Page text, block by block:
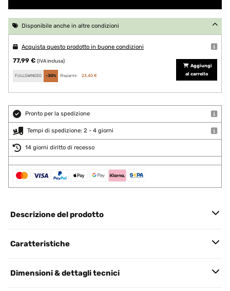
Disponibile anche in altre condizioni
Acquista questo prodotto in buone condizioni
77,99 € (IVA inclusa)
FULLSWING30 -30% Risparmi: 23,40 €
Aggiungi
al carrello
Pronto per la spedizione
Tempi di spedizione: 2 - 4 giorni
14 giorni diritto di recesso
Descrizione del prodotto
Caratteristiche
Dimensioni & dettagli tecnici